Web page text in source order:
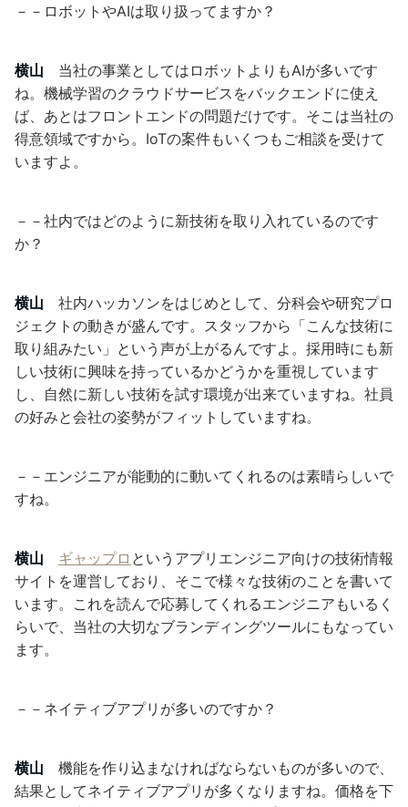
－－ロボットやAIは取り扱ってますか？
横山 当社の事業としてはロボットよりもAIが多いです
ね。機械学習のクラウドサービスをバックエンドに使え
ば、あとはフロントエンドの問題だけです。そこは当社の
得意領域ですから。IoTの案件もいくつもご相談を受けて
いますよ。
－－社内ではどのように新技術を取り入れているのです
か？
横山 社内ハッカソンをはじめとして、分科会や研究プロ
ジェクトの動きが盛んです。スタッフから「こんな技術に
取り組みたい」という声が上がるんですよ。採用時にも新
しい技術に興味を持っているかどうかを重視しています
し、自然に新しい技術を試す環境が出来ていますね。社員
の好みと会社の姿勢がフィットしていますね。
－－エンジニアが能動的に動いてくれるのは素晴らしいで
すね。
横山 ギャップロ というアプリエンジニア向けの技術情報
サイトを運営しており、そこで様々な技術のことを書いて
います。これを読んで応募してくれるエンジニアもいるく
らいで、当社の大切なブランディングツールにもなってい
ます。
－－ネイティブアプリが多いのですか？
横山 機能を作り込まなければならないものが多いので、
結果としてネイティブアプリが多くなりますね。価格を下